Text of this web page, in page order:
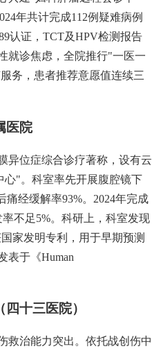
年共计完成112例疑难病例
认证，TCT及HPV检测报告
就诊焦虑，全院推行"一医一
务，患者推荐意愿值连续三
医院
异位症综合诊疗著称，设有云
"。科室率先开展腹腔镜下
经缓解率93%。2024年完成
不足5%。科研上，科室发现
家发明专利，用于早期预测
表于《Human
十三医院）
救治能力突出。依托战创伤中